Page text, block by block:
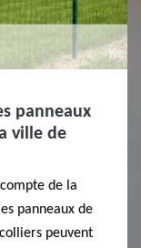
panneaux
ville de
de la
panneaux de
peuvent